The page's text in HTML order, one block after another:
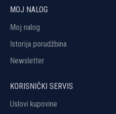
MOJ NALOG
Moj nalog
Istorija porudžbina
Newsletter
KORISNIČKI SERVIS
Uslovi kupovine